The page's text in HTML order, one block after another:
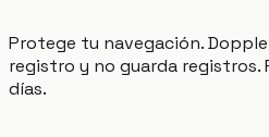
Protege tu navegación.
registro y no guarda registros.
días.